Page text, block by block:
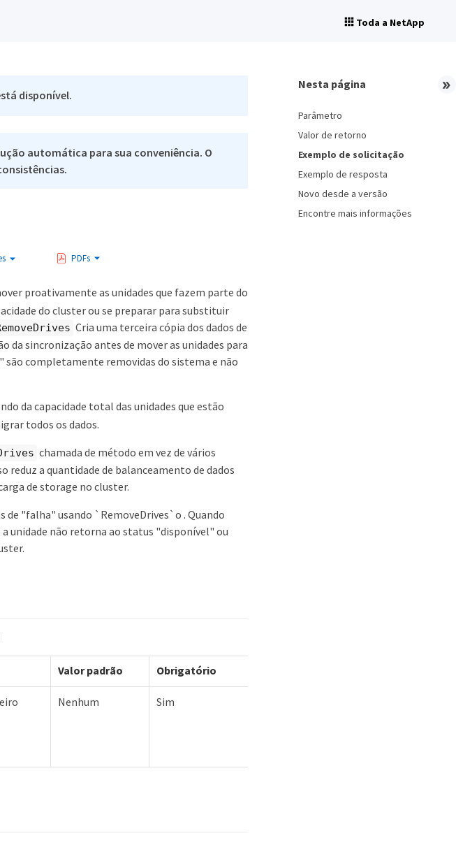
Toda a NetApp
disponível.
automática para sua conveniência. O
PDFs
proativamente as unidades que fazem parte do
do cluster ou se preparar para substituir
Cria uma terceira cópia dos dados de
da sincronização antes de mover as unidades para
completamente removidas do sistema e não
da capacidade total das unidades que estão
todos os dados.
chamada de método em vez de vários
reduz a quantidade de balanceamento de dados
de storage no cluster.
de "falha" usando `RemoveDrives`o . Quando
unidade não retorna ao status "disponível" ou
Valor padrão Obrigatório
Nenhum Sim
Nesta página
Parâmetro
Valor de retorno
Exemplo de solicitação
Exemplo de resposta
Novo desde a versão
Encontre mais informações